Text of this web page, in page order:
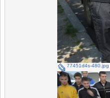
77451d4s-480.jpg